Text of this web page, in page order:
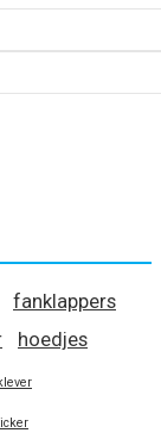
fanklappers
hoedjes